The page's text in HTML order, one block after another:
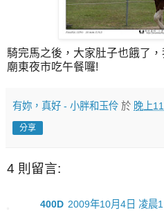
騎完馬之後，大家肚子也餓了
廟東夜市吃午餐囉!
有妳，真好 - 小胖和玉伶 於 晚上
分享
4 則留言:
400D 2009年10月4日 凌晨